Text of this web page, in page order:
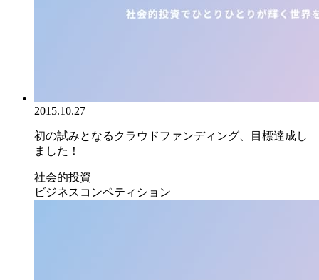
2015.10.27
初の試みとなるクラウドファンディング、目標達成し
ました！
社会的投資
ビジネスコンペティション